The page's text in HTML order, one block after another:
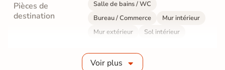
Pièces de
destination
Salle de bains / WC
Bureau / Commerce
Mur intérieur
Mur extérieur
Sol intérieur
Voir plus